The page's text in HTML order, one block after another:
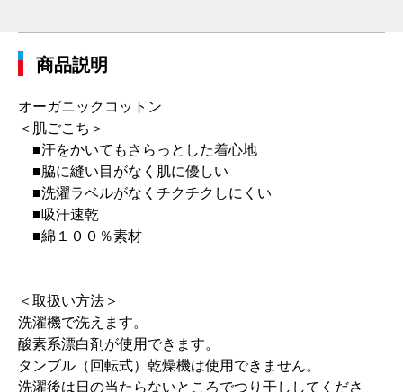
商品説明
オーガニックコットン
＜肌ごこち＞
■汗をかいてもさらっとした着心地
■脇に縫い目がなく肌に優しい
■洗濯ラベルがなくチクチクしにくい
■吸汗速乾
■綿１００％素材
＜取扱い方法＞
洗濯機で洗えます。
酸素系漂白剤が使用できます。
タンブル（回転式）乾燥機は使用できません。
洗濯後は日の当たらないところでつり干ししてくださ